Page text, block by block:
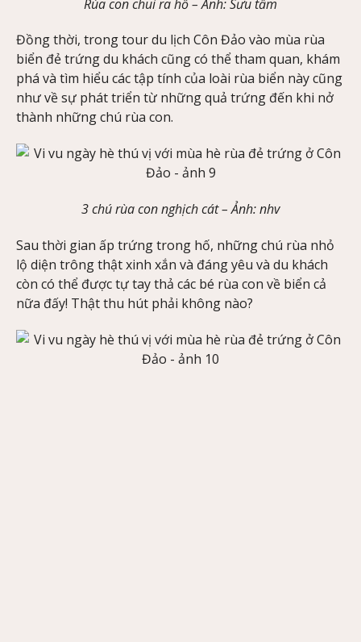
Rùa con chui ra hố –Ảnh: Sưu tầm
Đồng thời, trong tour du lịch Côn Đảo vào mùa rùa
biển đẻ trứng du khách cũng có thể tham quan, khám
phá và tìm hiểu các tập tính của loài rùa biển này cũng
như về sự phát triển từ những quả trứng đến khi nở
thành những chú rùa con.
3 chú rùa con nghịch cát –Ảnh: nhv
Sau thời gian ấp trứng trong hố, những chú rùa nhỏ
lộ diện trông thật xinh xắn và đáng yêu và du khách
còn có thể được tự tay thả các bé rùa con về biển cả
nữa đấy! Thật thu hút phải không nào?